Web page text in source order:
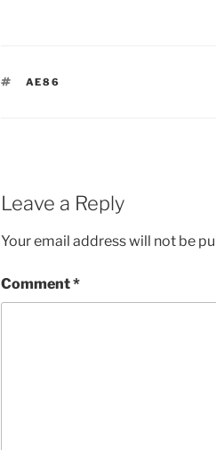
TAGS
AE86
Leave a Reply
Your email address will not be
Comment*